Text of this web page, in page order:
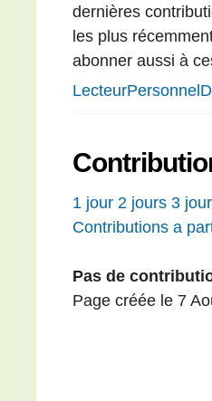
dernières
les plus
abonner aussi à
1 jour 2 jours 3
Contributions a
Pas de
Page créée le 7